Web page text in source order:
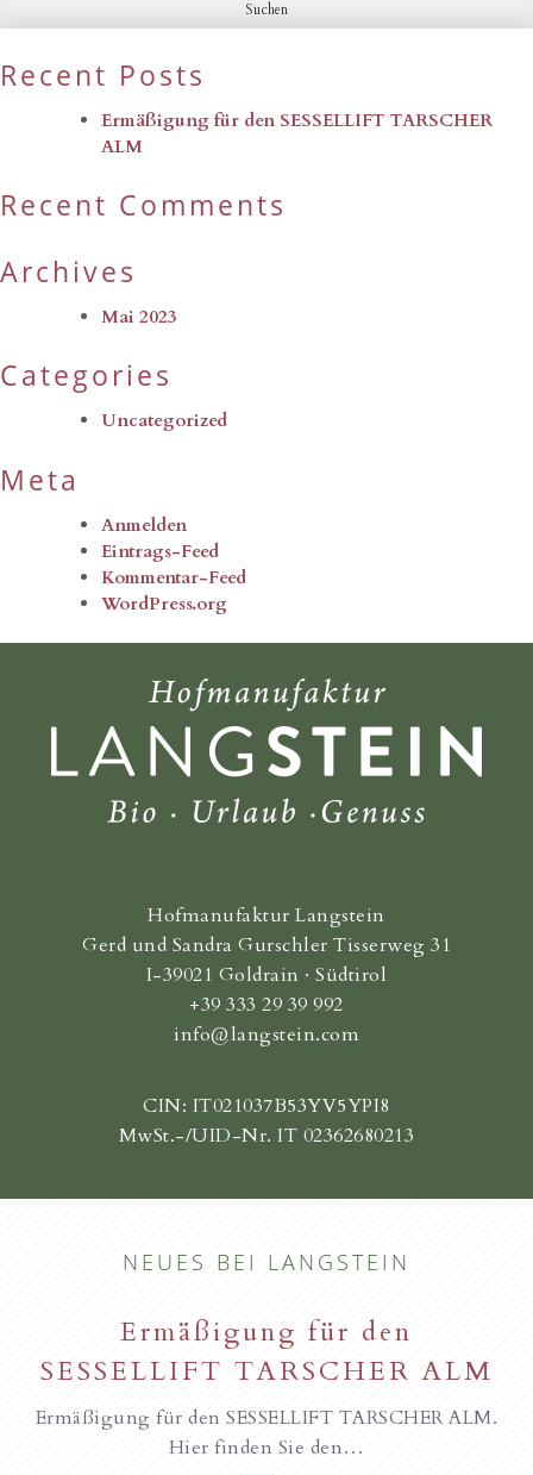
Recent Posts
Ermäßigung für den SESSELLIFT TARSCHER
ALM
Recent Comments
Archives
Mai 2023
Categories
Uncategorized
Meta
Anmelden
Eintrags-Feed
Kommentar-Feed
WordPress.org
Hofmanufaktur Langstein
Gerd und Sandra Gurschler Tisserweg 31
I-39021 Goldrain · Südtirol
+39 333 29 39 992
info@langstein.com
CIN: IT021037B53YV5YPI8
MwSt.-/UID-Nr. IT 02362680213
NEUES BEI LANGSTEIN
Ermäßigung für den
SESSELLIFT TARSCHER ALM
Ermäßigung für den SESSELLIFT TARSCHER ALM.
Hier finden Sie den…